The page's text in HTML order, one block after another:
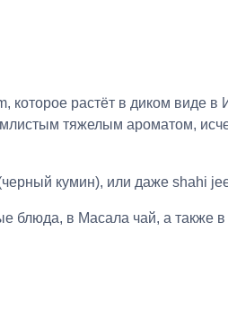
которое растёт в диком виде
тяжелым ароматом,
кумин), или даже shahi
блюда, в Масала чай, а также